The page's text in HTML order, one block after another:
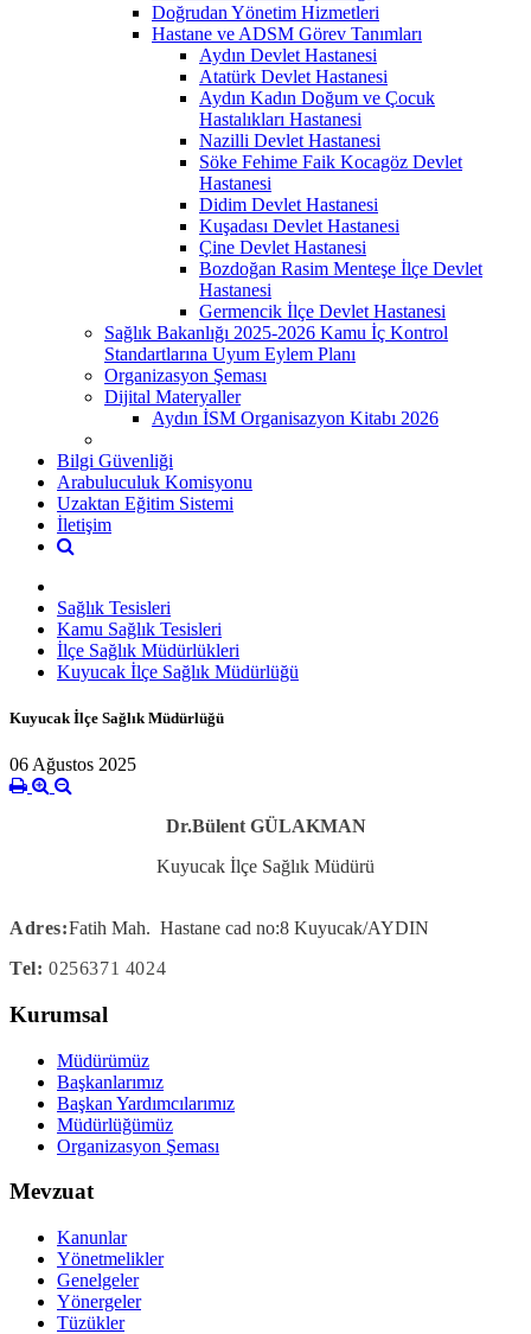
Doğrudan Yönetim Hizmetleri
Hastane ve ADSM Görev Tanımları
Aydın Devlet Hastanesi
Atatürk Devlet Hastanesi
Aydın Kadın Doğum ve Çocuk
Hastalıkları Hastanesi
Nazilli Devlet Hastanesi
Söke Fehime Faik Kocagöz Devlet
Hastanesi
Didim Devlet Hastanesi
Kuşadası Devlet Hastanesi
Çine Devlet Hastanesi
Bozdoğan Rasim Menteşe İlçe Devlet
Hastanesi
Germencik İlçe Devlet Hastanesi
Sağlık Bakanlığı 2025-2026 Kamu İç Kontrol
Standartlarına Uyum Eylem Planı
Organizasyon Şeması
Dijital Materyaller
Aydın İSM Organisazyon Kitabı 2026
Bilgi Güvenliği
Arabuluculuk Komisyonu
Uzaktan Eğitim Sistemi
İletişim
Sağlık Tesisleri
Kamu Sağlık Tesisleri
İlçe Sağlık Müdürlükleri
Kuyucak İlçe Sağlık Müdürlüğü
Kuyucak İlçe Sağlık Müdürlüğü
06 Ağustos 2025
Dr.Bülent GÜLAKMAN
Kuyucak İlçe Sağlık Müdürü
Adres:Fatih Mah. Hastane cad no:8 Kuyucak/AYDIN
Tel: 0256371 4024
Kurumsal
Müdürümüz
Başkanlarımız
Başkan Yardımcılarımız
Müdürlüğümüz
Organizasyon Şeması
Mevzuat
Kanunlar
Yönetmelikler
Genelgeler
Yönergeler
Tüzükler